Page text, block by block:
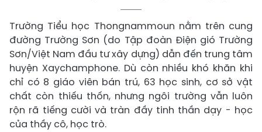
Trường Tiểu học Thongnammoun nằm trên cung
đường Trường Sơn (do Tập đoàn Điện gió Trường
Sơn/Việt Nam đầu tư xây dựng) dẫn đến trung tâm
huyện Xaychamphone. Dù còn nhiều khó khăn khi
chỉ có 8 giáo viên bán trú, 63 học sinh, cơ sở vật
chất còn thiếu thốn, nhưng ngôi trường vẫn luôn
rộn rã tiếng cười và tràn đầy tinh thần dạy - học
của thầy cô, học trò.